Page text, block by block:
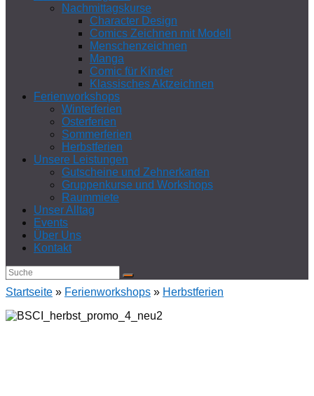
Nachmittagskurse
Character Design
Comics Zeichnen mit Modell
Menschenzeichnen
Manga
Comic für Kinder
Klassisches Aktzeichnen
Ferienworkshops
Winterferien
Osterferien
Sommerferien
Herbstferien
Unsere Leistungen
Gutscheine und Zehnerkarten
Gruppenkurse und Workshops
Raummiete
Unser Alltag
Events
Über Uns
Kontakt
Startseite » Ferienworkshops » Herbstferien